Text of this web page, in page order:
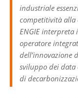
industriale
competitività alla
ENGIE
operatore
dell’innovazione
sviluppo dei data
di